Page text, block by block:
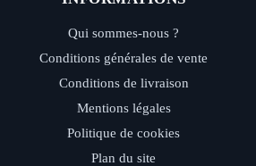
Qui sommes-nous ?
Conditions générales de vente
Conditions de livraison
Mentions légales
Politique de cookies
Plan du site